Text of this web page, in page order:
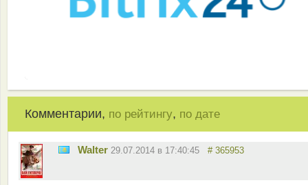
Комментарии, по рейтингу, по дате
Walter 29.07.2014 в 17:40:45 # 365953